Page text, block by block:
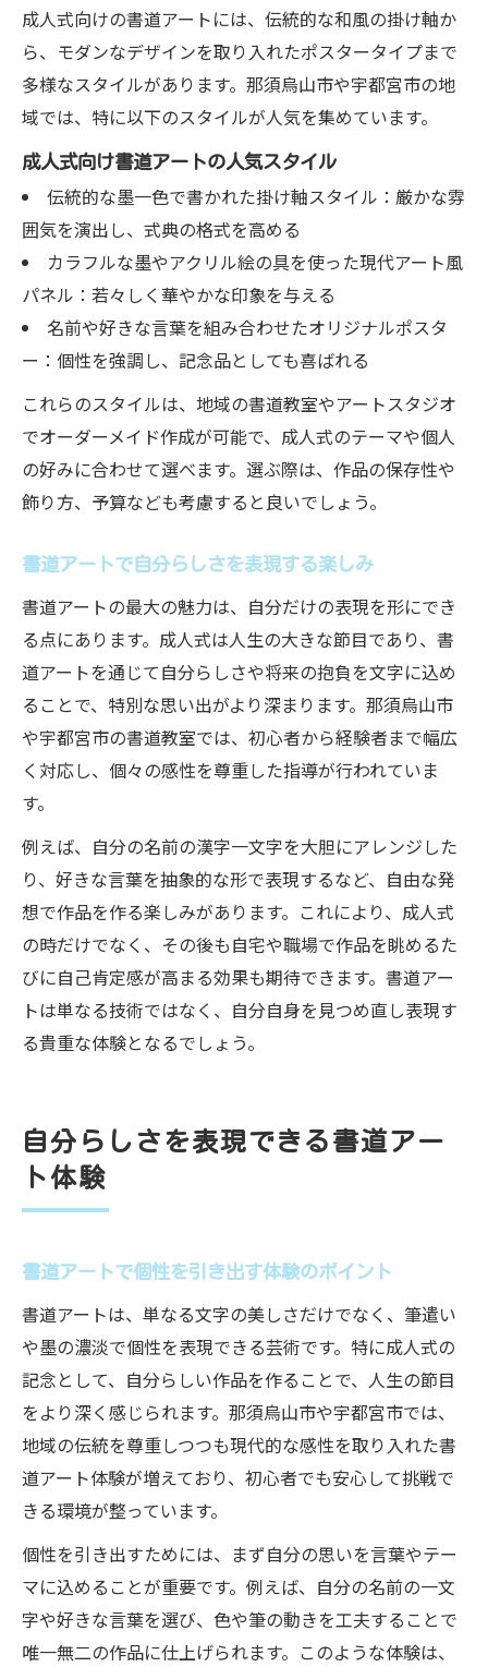
成人式向けの書道アートには、伝統的な和風の掛け軸か
ら、モダンなデザインを取り入れたポスタータイプまで
多様なスタイルがあります。那須烏山市や宇都宮市の地
域では、特に以下のスタイルが人気を集めています。
成人式向け書道アートの人気スタイル
伝統的な墨一色で書かれた掛け軸スタイル：厳かな雰
囲気を演出し、式典の格式を高める
カラフルな墨やアクリル絵の具を使った現代アート風
パネル：若々しく華やかな印象を与える
名前や好きな言葉を組み合わせたオリジナルポスタ
ー：個性を強調し、記念品としても喜ばれる
これらのスタイルは、地域の書道教室やアートスタジオ
でオーダーメイド作成が可能で、成人式のテーマや個人
の好みに合わせて選べます。選ぶ際は、作品の保存性や
飾り方、予算なども考慮すると良いでしょう。
書道アートで自分らしさを表現する楽しみ
書道アートの最大の魅力は、自分だけの表現を形にでき
る点にあります。成人式は人生の大きな節目であり、書
道アートを通じて自分らしさや将来の抱負を文字に込め
ることで、特別な思い出がより深まります。那須烏山市
や宇都宮市の書道教室では、初心者から経験者まで幅広
く対応し、個々の感性を尊重した指導が行われていま
す。
例えば、自分の名前の漢字一文字を大胆にアレンジした
り、好きな言葉を抽象的な形で表現するなど、自由な発
想で作品を作る楽しみがあります。これにより、成人式
の時だけでなく、その後も自宅や職場で作品を眺めるた
びに自己肯定感が高まる効果も期待できます。書道アー
トは単なる技術ではなく、自分自身を見つめ直し表現す
る貴重な体験となるでしょう。
自分らしさを表現できる書道アー
ト体験
書道アートで個性を引き出す体験のポイント
書道アートは、単なる文字の美しさだけでなく、筆遣い
や墨の濃淡で個性を表現できる芸術です。特に成人式の
記念として、自分らしい作品を作ることで、人生の節目
をより深く感じられます。那須烏山市や宇都宮市では、
地域の伝統を尊重しつつも現代的な感性を取り入れた書
道アート体験が増えており、初心者でも安心して挑戦で
きる環境が整っています。
個性を引き出すためには、まず自分の思いを言葉やテー
マに込めることが重要です。例えば、自分の名前の一文
字や好きな言葉を選び、色や筆の動きを工夫することで
唯一無二の作品に仕上げられます。このような体験は、